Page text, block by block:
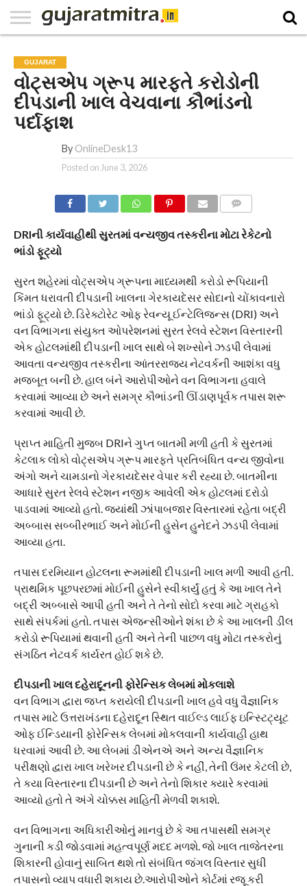
PAPER
NATIONAL
WORLD
BUSINESS
SPORTS
GUJARAT
OPINION
MORE
GUJARAT
વોટ્સએપ ગ્રૂપ મારફતે કરોડોની
દીપડાની ખાલ વેચવાના કૌભાંડનો
પર્દાફાશ
By OnlineDesk13
Posted on June 3, 2026
DRIની કાર્યવાહીથી સુરતમાં વન્યજીવ તસ્કરીના મોટા રેકેટનો
ભાંડો ફૂટ્યો
સુરત શહેરમાં વોટ્સએપ ગ્રૂપના માધ્યમથી કરોડો રૂપિયાની
કિંમત ધરાવતી દીપડાની ખાલના ગેરકાયદેસર સોદાનો ચોંકાવનારો
ભાંડો ફૂટ્યો છે. ડિરેક્ટોરેટ ઓફ રેવન્યૂ ઈન્ટેલિજન્સ (DRI) અને
વન વિભાગના સંયુક્ત ઓપરેશનમાં સુરત રેલવે સ્ટેશન વિસ્તારની
એક હોટલમાંથી દીપડાની ખાલ સાથે બે શખ્સોને ઝડપી લેવામાં
આવતા વન્યજીવ તસ્કરીના આંતરરાજ્ય નેટવર્કની આશંકા વધુ
મજબૂત બની છે. હાલ બંને આરોપીઓને વન વિભાગના હવાલે
કરવામાં આવ્યા છે અને સમગ્ર કૌભાંડની ઊંડાણપૂર્વક તપાસ શરૂ
કરવામાં આવી છે.
પ્રાપ્ત માહિતી મુજબ DRIને ગુપ્ત બાતમી મળી હતી કે સુરતમાં
કેટલાક લોકો વોટ્સએપ ગ્રૂપ મારફતે પ્રતિબંધિત વન્ય જીવોના
અંગો અને ચામડાનો ગેરકાયદેસર વેપાર કરી રહ્યા છે. બાતમીના
આધારે સુરત રેલવે સ્ટેશન નજીક આવેલી એક હોટલમાં દરોડો
પાડવામાં આવ્યો હતો. જ્યાંથી ઝાંપાબજાર વિસ્તારમાં રહેતા બદ્રી
અબ્બાસ સબ્બીરભાઈ અને મોઈની હુસેન હુનેદને ઝડપી લેવામાં
આવ્યા હતા.
તપાસ દરમિયાન હોટલના રૂમમાંથી દીપડાની ખાલ મળી આવી હતી.
પ્રાથમિક પૂછપરછમાં મોઈની હુસેને સ્વીકાર્યું હતું કે આ ખાલ તેને
બદ્રી અબ્બાસે આપી હતી અને તે તેનો સોદો કરવા માટે ગ્રાહકો
સાથે સંપર્કમાં હતો. તપાસ એજન્સીઓને શંકા છે કે આ ખાલની ડીલ
કરોડો રૂપિયામાં થવાની હતી અને તેની પાછળ વધુ મોટા તસ્કરોનું
સંગઠિત નેટવર્ક કાર્યરત હોઈ શકે છે.
દીપડાની ખાલ દહેરાદૂનની ફોરેન્સિક લેબમાં મોકલાશે
વન વિભાગ દ્વારા જપ્ત કરાયેલી દીપડાની ખાલ હવે વધુ વૈજ્ઞાનિક
તપાસ માટે ઉત્તરાખંડના દહેરાદૂન સ્થિત વાઈલ્ડ લાઈફ ઇન્સ્ટિટ્યૂટ
ઓફ ઈન્ડિયાની ફોરેન્સિક લેબમાં મોકલવાની કાર્યવાહી હાથ
ધરવામાં આવી છે. આ લેબમાં ડીએનએ અને અન્ય વૈજ્ઞાનિક
પરીક્ષણો દ્વારા ખાલ ખરેખર દીપડાની છે કે નહીં, તેની ઉંમર કેટલી છે,
તે કયા વિસ્તારના દીપડાની છે અને તેનો શિકાર ક્યારે કરવામાં
આવ્યો હતો તે અંગે ચોક્કસ માહિતી મેળવી શકાશે.
વન વિભાગના અધિકારીઓનું માનવું છે કે આ તપાસથી સમગ્ર
ગુનાની કડી જોડવામાં મહત્વપૂર્ણ મદદ મળશે. જો ખાલ તાજેતરના
શિકારની હોવાનું સાબિત થશે તો સંબંધિત જંગલ વિસ્તાર સુધી
તપાસનો વ્યાપ વધારી શકાય છે.આરોપીઓને કોર્ટમાં રજૂ કરી